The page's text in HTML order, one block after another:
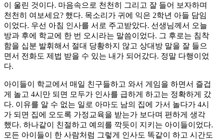
이 울린 것이다. 마음속으로 천천히 그리고 잘 들어 보자하며
천천히 여보세요? 했다. 목소리가 귀에 익은 2학년 아들 담임
이었다. 우선 아침 인사를 서로 주고받았다. 선생님께서 오늘
방과 후에 학교에 한 번 오시라는 말씀이었다. 그 후로는 침착
함을 십분 발휘해서 절대 당황하지 않고 상대방 말을 잘 들으
면서 전화도 제법 받을 수 있는 내가 되어갔다. 정말 다행이었
다.
아이들이 학교에서 매일 친구들하고 와서 게임을 하면서 즐겁
게 놀고 4시만 되면 모두가 인사를 급하게 하고는 정확하게 갔
다. 이유를 알 수 없는 일로 아마도 남의 집에 가서 놀다가 4시
가 되면 집에 오도록 가정교육을 받는가 보다며 편하게 생각
했다. 하나같이 친절하고 예의를 깍듯이 지키는 아이들이었다.
모든 아이들이 한 사람처럼 그렇게 인사도 똑같이 하고 시간도